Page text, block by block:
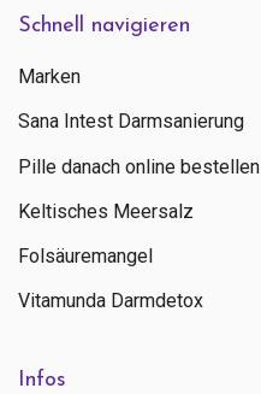
Schnell navigieren
Marken
Sana Intest Darmsanierung
Pille danach online bestellen
Keltisches Meersalz
Folsäuremangel
Vitamunda Darmdetox
Infos